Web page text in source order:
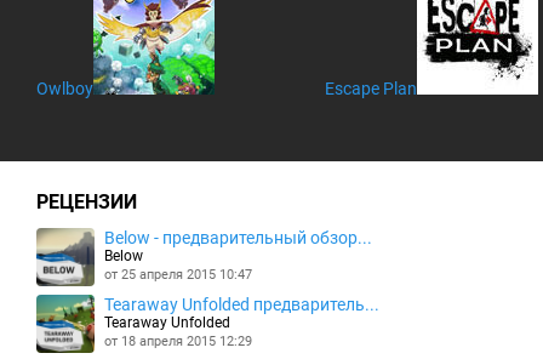
Owlboy Escape Plan
РЕЦЕНЗИИ
Below - предварительный обзор...
Below
от 25 апреля 2015 10:47
Tearaway Unfolded предваритель...
Tearaway Unfolded
от 18 апреля 2015 12:29